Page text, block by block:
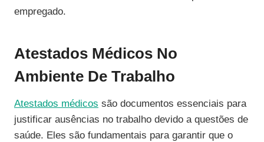
empregado.
Atestados Médicos No
Ambiente De Trabalho
Atestados médicos são documentos essenciais para
justificar ausências no trabalho devido a questões de
saúde. Eles são fundamentais para garantir que o